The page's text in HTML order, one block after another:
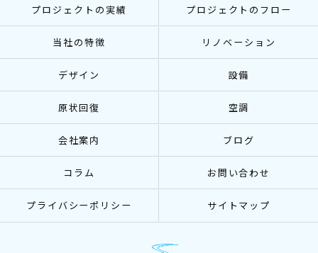
プロジェクトの実績 プロジェクトのフロー
当社の特徴 リノベーション
デザイン 設備
原状回復 空調
会社案内 ブログ
コラム お問い合わせ
プライバシーポリシー サイトマップ